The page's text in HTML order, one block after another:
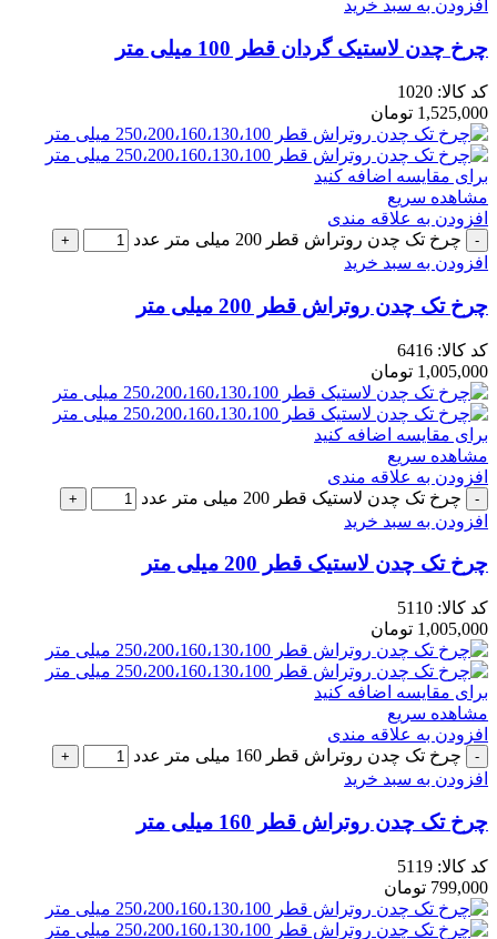
افزودن به سبد خرید
چرخ چدن لاستیک گردان قطر 100 میلی متر
کد کالا: 1020
1,525,000 تومان
برای مقایسه اضافه کنید
مشاهده سریع
افزودن به علاقه مندی
چرخ تک چدن روتراش قطر 200 میلی متر عدد
افزودن به سبد خرید
چرخ تک چدن روتراش قطر 200 میلی متر
کد کالا: 6416
1,005,000 تومان
برای مقایسه اضافه کنید
مشاهده سریع
افزودن به علاقه مندی
چرخ تک چدن لاستیک قطر 200 میلی متر عدد
افزودن به سبد خرید
چرخ تک چدن لاستیک قطر 200 میلی متر
کد کالا: 5110
1,005,000 تومان
برای مقایسه اضافه کنید
مشاهده سریع
افزودن به علاقه مندی
چرخ تک چدن روتراش قطر 160 میلی متر عدد
افزودن به سبد خرید
چرخ تک چدن روتراش قطر 160 میلی متر
کد کالا: 5119
799,000 تومان